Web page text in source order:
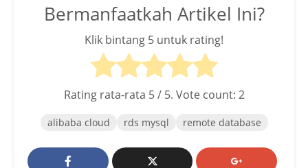
Bermanfaatkah Artikel Ini?
Klik bintang 5 untuk rating!
Rating rata-rata 5/ 5. Vote count: 2
alibaba cloud rds mysql remote database